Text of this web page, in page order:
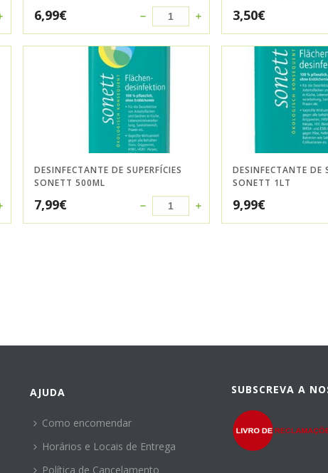
6,99€ 3,50€
DESINFECTANTE DE SUPERFÍCIES
SONETT 500ML
7,99€
DESINFECTANTE DE
SONETT 1LT
9,99€
AJUDA
Como encomendar
Horários e Locais de Entrega
Política de Cancelamento
SUBSCREVA A